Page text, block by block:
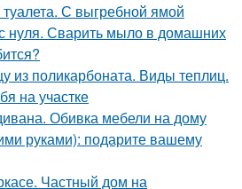
туалета. С выгребной ямой
нуля. Сварить мыло в домашних
из поликарбоната. Виды теплиц.
на участке
Обивка мебели на дому
руками): подарите вашему
Частный дом на